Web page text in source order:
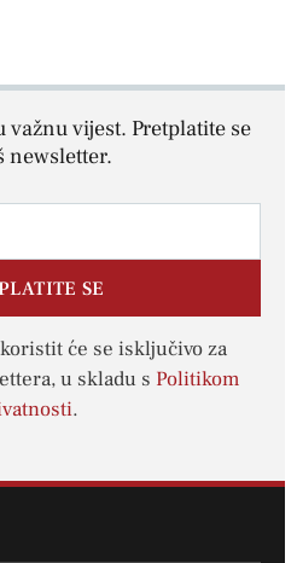
vijest. Pretplatite se
newsletter.
SE
će se isključivo za
u skladu s Politikom
.